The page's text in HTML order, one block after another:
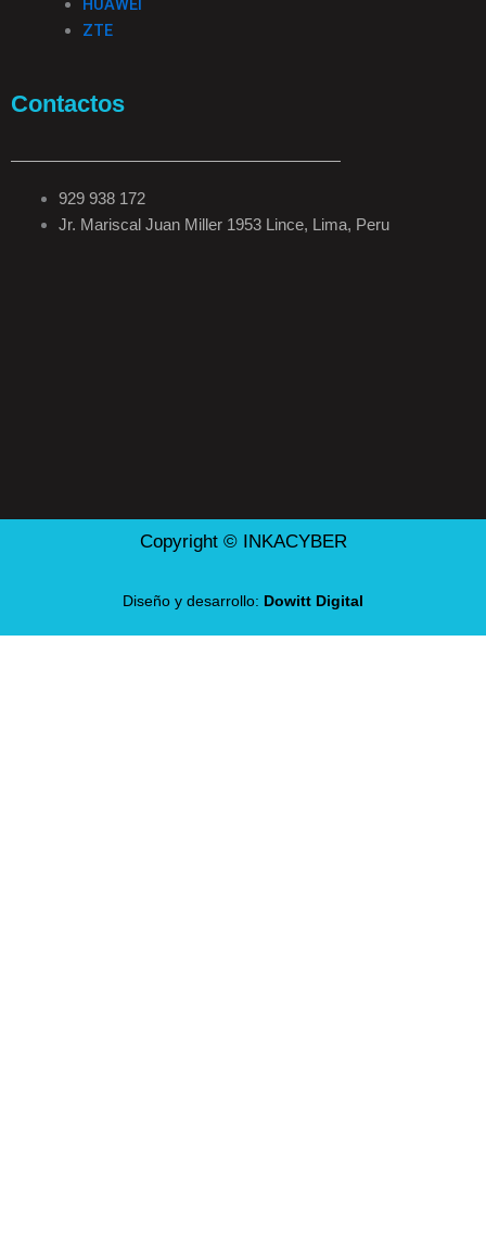
HUAWEI
ZTE
Contactos
929 938 172
Jr. Mariscal Juan Miller 1953 Lince, Lima, Peru
Copyright © INKACYBER
Diseño y desarrollo: Dowitt Digital